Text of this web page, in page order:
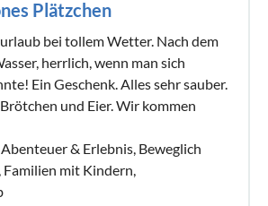
Plätzchen
bei tollem Wetter. Nach dem
herrlich, wenn man sich
Ein Geschenk. Alles sehr sauber.
und Eier. Wir kommen
Abenteuer & Erlebnis, Beweglich
mit Kindern,